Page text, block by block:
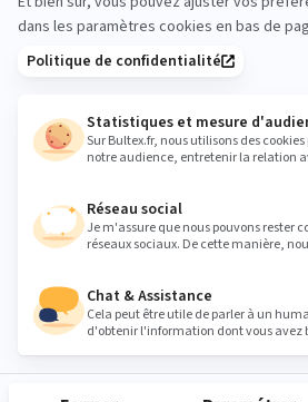
de quelques minutes aide à
vous convient vraiment.
Heures
Mardi 09:30 -
Jeudi
Vendredi 09:30 -
Samedi 09:30 -